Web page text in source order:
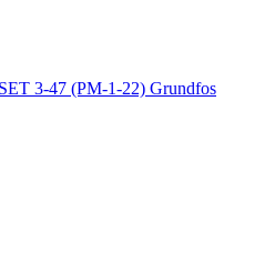
3-47 (PM-1-22) Grundfos